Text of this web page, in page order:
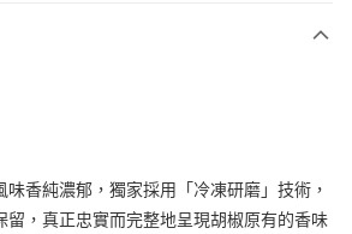
含以上)免運費
味香純濃郁，獨家採用「冷凍研磨」技術，
留，真正忠實而完整地呈現胡椒原有的香味